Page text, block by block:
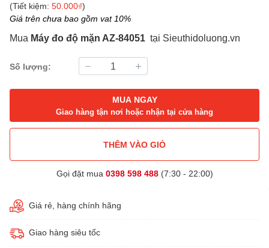
(Tiết kiệm: 50.000₫)
Giá trên chưa bao gồm vat 10%
Mua Máy đo độ mặn AZ-84051 tại Sieuthidoluong.vn
Số lượng:
MUA NGAY
Giao hàng tận nơi hoặc nhận tại cửa hàng
THÊM VÀO GIỎ
Gọi đặt mua 0398 598 488(7:30 - 22:00)
Giá rẻ, hàng chính hãng
Giao hàng siêu tốc